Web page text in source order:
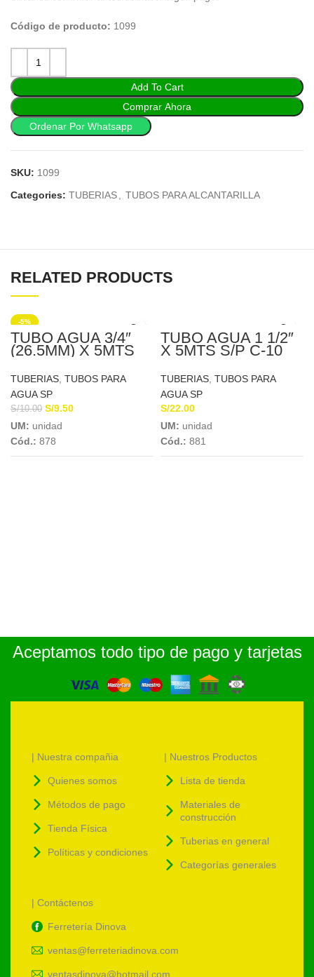
Código de producto: 1099
Add To Cart
Comprar Ahora
Ordenar Por Whatsapp
SKU: 1099
Categories: TUBERIAS TUBOS PARA ALCANTARILLA
RELATED PRODUCTS
-5%
TUBO AGUA 3/4″
(26.5MM) X 5MTS
S/P C-10
EUROTUBO
TUBERIAS TUBOS PARA
AGUA SP
S/10.00 S/9.50
UM: unidad
Cód.: 878
TUBO AGUA 1 1/2″
X 5MTS S/P C-10
TUBERIAS TUBOS PARA
AGUA SP
S/22.00
UM: unidad
Cód.: 881
Aceptamos todo tipo de pago y tarjetas
| Nuestra compañia
Quienes somos
Métodos de pago
Tienda Física
Políticas y condiciones
| Nuestros Productos
Lista de tienda
Materiales de
construcción
Tuberias en general
Categorías generales
| Contáctenos
Ferretería Dinova
ventas@ferreteriadinova.com
ventasdinova@hotmail.com